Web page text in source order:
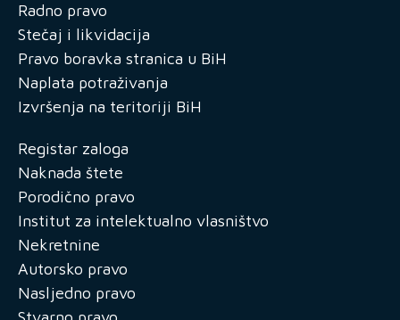
Radno pravo
Stečaj i likvidacija
Pravo boravka stranica u BiH
Naplata potraživanja
Izvršenja na teritoriji BiH
Registar zaloga
Naknada štete
Porodično pravo
Institut za intelektualno vlasništvo
Nekretnine
Autorsko pravo
Nasljedno pravo